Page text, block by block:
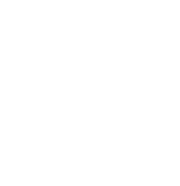
盐废水处理新技术迫在眉
10% 以上，油滴粒径小
在 2000 - 5000mg/L，
胁员工健康和环境。